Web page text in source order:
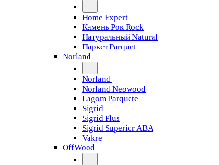
Home Expert
Камень Рок Rock
Натуральный Natural
Паркет Parquet
Norland
Norland
Norland Neowood
Lagom Parquete
Sigrid
Sigrid Plus
Sigrid Superior ABA
Vakre
OffWood